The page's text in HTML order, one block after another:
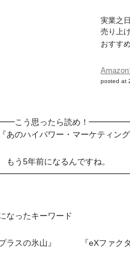
実業之
売り上
おすす
posted at
こう思ったら読め！
ハイパワー・マーケティング
年前になるんですね。
なったキーワード
スの氷山』 『eXファクタ